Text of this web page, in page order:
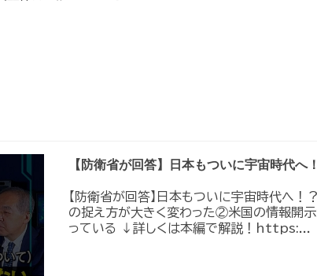
【防衛省が回答】日本もついに宇宙時代へ
【防衛省が回答】日本もついに宇宙時代へ
の捉え方が大きく変わった②米国の情報開
っている ↓詳しくは本編で解説！https:...